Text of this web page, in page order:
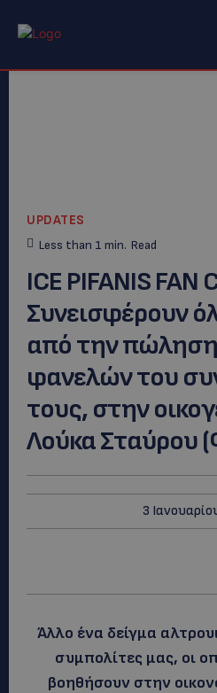
UPDATES
Less than 1 min. Read
ICE PIFANIS FAN
Συνεισφέρουν
από την
φανελών του
τους, στην
Λούκα Σταύρου
3
Άλλο ένα δείγμα
συμπολίτες μας, οι
βοηθήσουν στην